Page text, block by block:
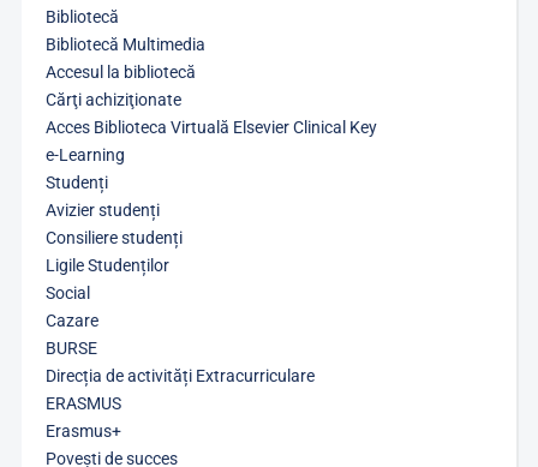
Bibliotecă
Bibliotecă Multimedia
Accesul la bibliotecă
Cărţi achiziţionate
Acces Biblioteca Virtuală Elsevier Clinical Key
e-Learning
Studenți
Avizier studenți
Consiliere studenți
Ligile Studenților
Social
Cazare
BURSE
Direcția de activități Extracurriculare
ERASMUS
Erasmus+
Povești de succes